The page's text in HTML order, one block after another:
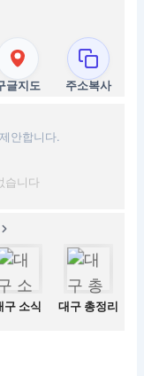
글지도 주소복사
안합니다.
습니다
구 소식 대구 총정리